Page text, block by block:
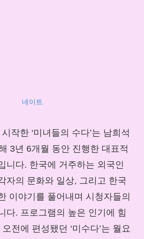
네이트
작한 ‘미녀들의 수다’는 남희석
3년 6개월 동안 진행한 대표적
니다. 한국에 거주하는 외국인
자의 문화와 일상, 그리고 한국
이야기를 풀어내며 시청자들의
다. 프로그램의 높은 인기에 힘
전에 편성됐던 ‘미수다’는 월요